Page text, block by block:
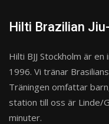
Hilti Brazilian
Hilti BJJ Stockholm är
1996. Vi tränar
Träningen omfattar
station till oss är Linde/
minuter.